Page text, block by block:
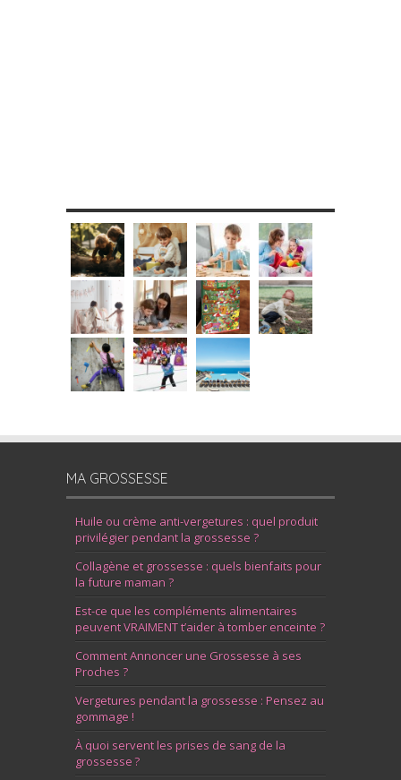
MA GROSSESSE
Huile ou crème anti-vergetures : quel produit
privilégier pendant la grossesse ?
Collagène et grossesse : quels bienfaits pour
la future maman ?
Est-ce que les compléments alimentaires
peuvent VRAIMENT t’aider à tomber enceinte ?
Comment Annoncer une Grossesse à ses
Proches ?
Vergetures pendant la grossesse : Pensez au
gommage !
À quoi servent les prises de sang de la
grossesse ?